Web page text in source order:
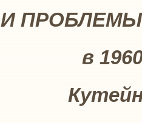
И
в